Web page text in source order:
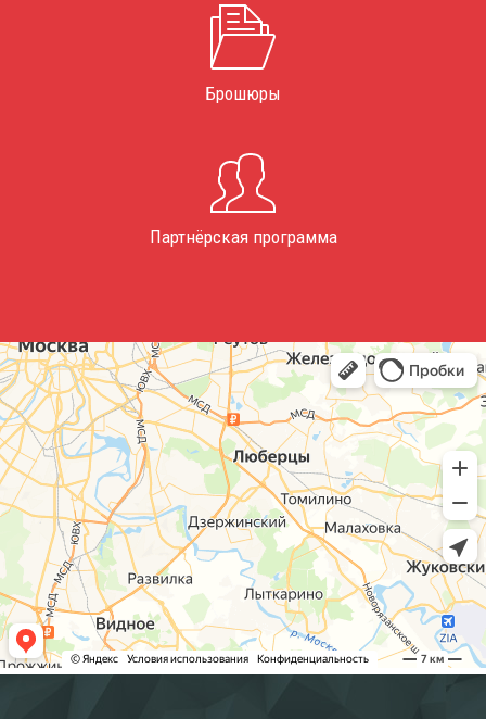
Брошюры
Партнёрская программа